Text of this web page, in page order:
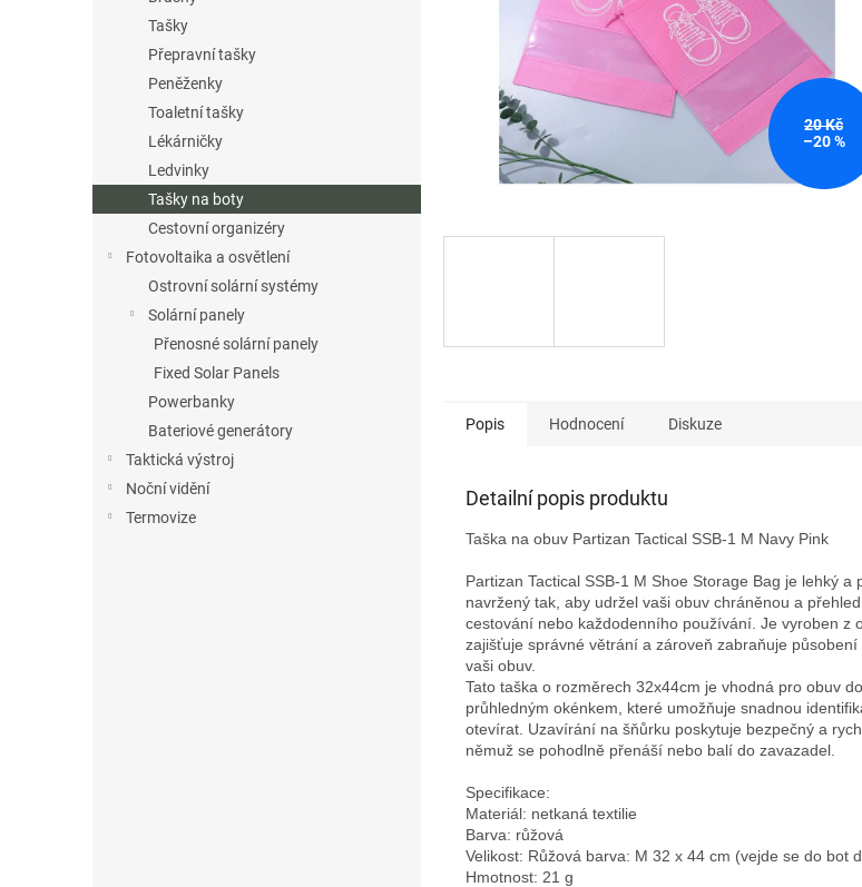
Tašky
Přepravní tašky
Peněženky
Toaletní tašky
Lékárničky
Ledvinky
Tašky na boty
Cestovní organizéry
Fotovoltaika a osvětlení
Ostrovní solární systémy
Solární panely
Přenosné solární panely
Fixed Solar Panels
Powerbanky
Bateriové generátory
Taktická výstroj
Noční vidění
Termovize
20 Kč
–20 %
Popis Hodnocení Diskuze
Detailní popis produktu
Taška na obuv Partizan Tactical SSB-1 M Navy Pink
Partizan Tactical SSB-1 M Shoe Storage Bag je lehký
navržený tak, aby udržel vaši obuv chráněnou a
cestování nebo každodenního používání. Je vyroben z
zajišťuje správné větrání a zároveň zabraňuje
vaši obuv.
Tato taška o rozměrech 32x44cm je vhodná pro obuv
průhledným okénkem, které umožňuje snadnou
otevírat. Uzavírání na šňůrku poskytuje bezpečný a
němuž se pohodlně přenáší nebo balí do zavazadel.
Specifikace:
Materiál: netkaná textilie
Barva: růžová
Velikost: Růžová barva: M 32 х 44 cm (vejde se do bot
Hmotnost: 21 g